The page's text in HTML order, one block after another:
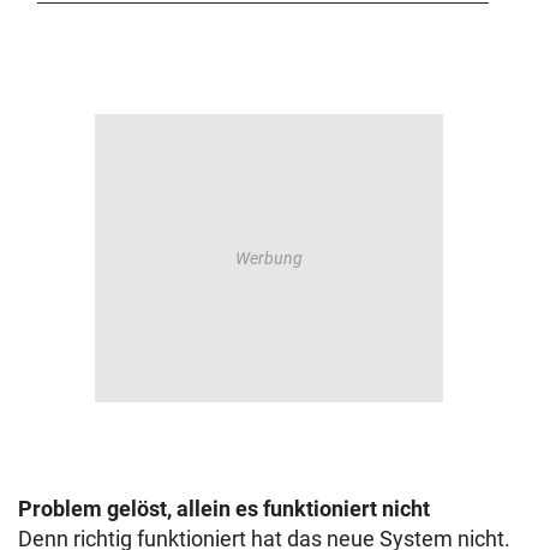
Problem gelöst, allein es funktioniert nicht
Denn richtig funktioniert hat das neue System nicht.